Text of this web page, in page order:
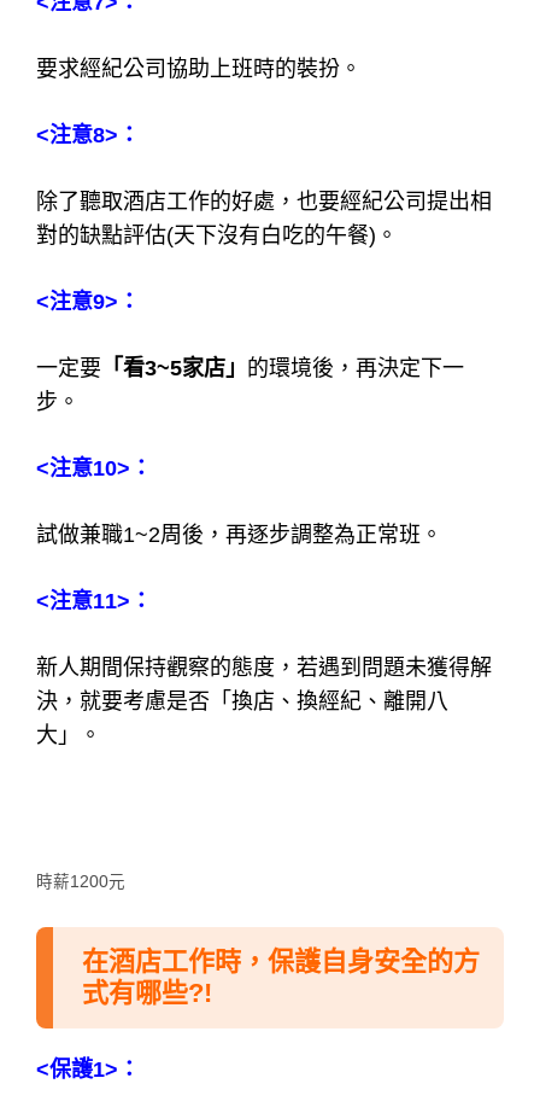
要求經紀公司協助上班時的裝扮。
<注意8>：
除了聽取酒店工作的好處，也要經紀公司提出相
對的缺點評估(天下沒有白吃的午餐)。
<注意9>：
一定要 「看3~5家店」 的環境後，再決定下一
步。
<注意10>：
試做兼職1~2周後，再逐步調整為正常班。
<注意11>：
新人期間保持觀察的態度，若遇到問題未獲得解
決，就要考慮是否「換店、換經紀、離開八
大」。